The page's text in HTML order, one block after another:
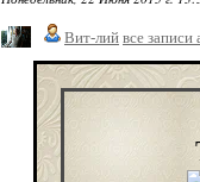
Вит-лий все записи